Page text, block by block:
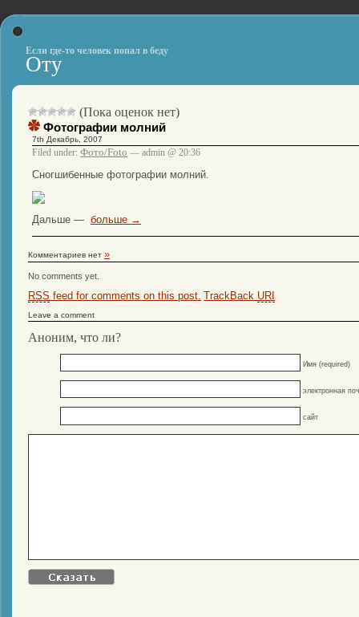
Если где-то человек попал в беду
Оту
(Пока оценок нет)
Фотографии молний
7th Декабрь, 2007
Filed under: Фото/Foto — admin @ 20:36
Сногшибенные фотографии молний.
Дальше — больше →
Комментариев нет »
No comments yet.
RSS feed for comments on this post. TrackBack URI
Leave a comment
Аноним, что ли?
Имя (required)
электронная
сайт